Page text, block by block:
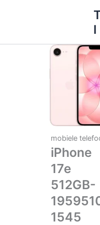
inhoud
l
mobiele
iPhone
17e
512GB-
1545